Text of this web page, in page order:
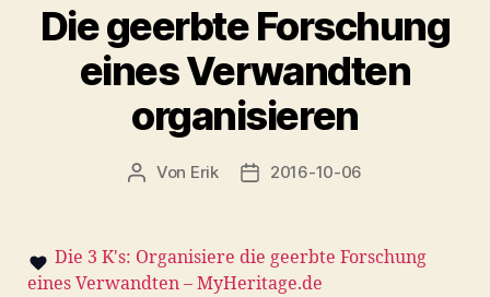
Die geerbte Forschung
eines Verwandten
organisieren
Beitragsautor
Von Erik Veröffentlichungsdatum
2016-10-06
Die 3 K's: Organisiere die geerbte Forschung
eines Verwandten – MyHeritage.de